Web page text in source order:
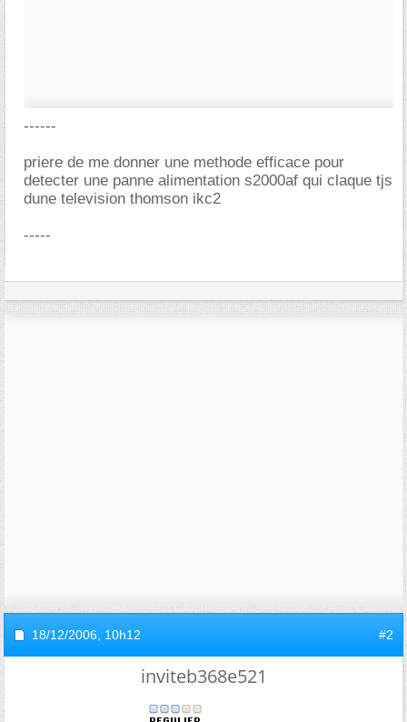
------
priere de me donner une methode efficace pour
detecter une panne alimentation s2000af qui claque tjs
dune television thomson ikc2
-----
18/12/2006, 10h12 #2
inviteb368e521